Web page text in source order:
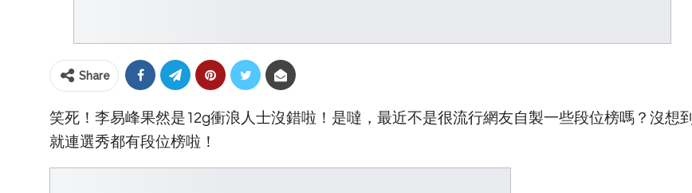
Share
笑死！李易峰果然是12g衝浪人士沒錯啦！是噠，最近不是很流行網友自製一些段位榜嗎？沒想到
就連選秀都有段位榜啦！